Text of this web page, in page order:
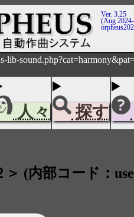
Ver. 3.25
(Aug
lib-
人々 探す
(内部コード：